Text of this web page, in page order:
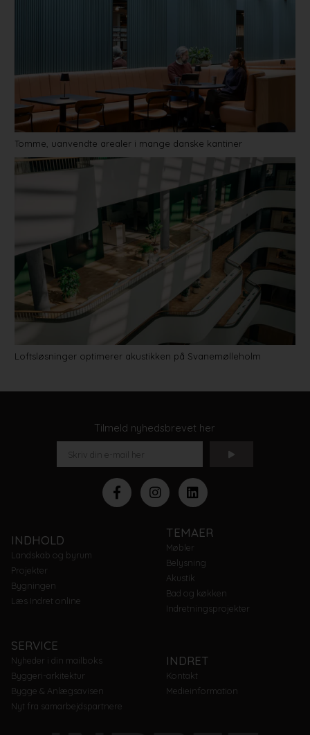
Tomme, uanvendte arealer i mange danske kantiner
Loftsløsninger optimerer akustikken på Svanemølleholm
Tilmeld nyhedsbrevet her
INDHOLD
Landskab og byrum
Projekter
Bygningen
Læs Indret online
TEMAER
Møbler
Belysning
Akustik
Bad og køkken
Indretningsprojekter
SERVICE
Nyheder i din mailboks
Byggeri-arkitektur
Bygge & Anlægsavisen
Nyt fra samarbejdspartnere
INDRET
Kontakt
Medieinformation